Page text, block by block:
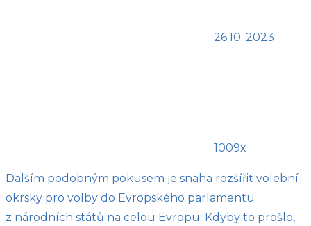
26.10. 2023
1009x
Dalším podobným pokusem je snaha rozšířit volební
okrsky pro volby do Evropského parlamentu
z národních států na celou Evropu. Kdyby to prošlo,